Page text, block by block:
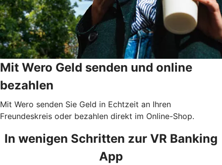
Mit Wero Geld senden und online
bezahlen
Mit Wero senden Sie Geld in Echtzeit an Ihren
Freundeskreis oder bezahlen direkt im Online-Shop.
In wenigen Schritten zur VR Banking
App